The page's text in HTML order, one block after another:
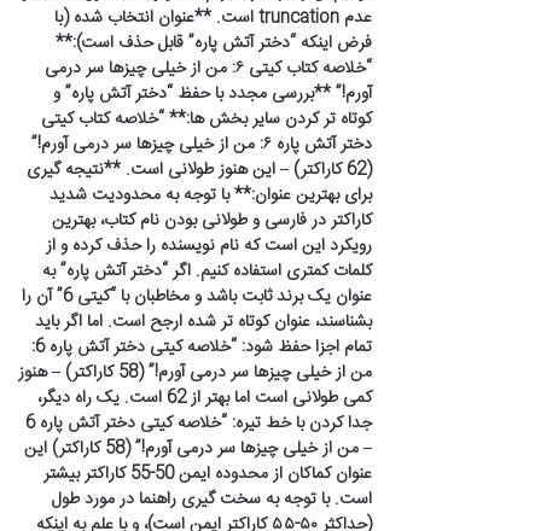
عدم truncation است. **عنوان انتخاب شده (با
فرض اینکه “دختر آتش پاره” قابل حذف است):**
“خلاصه کتاب کیتی ۶: من از خیلی چیزها سر درمی
آورم!” **بررسی مجدد با حفظ “دختر آتش پاره” و
کوتاه تر کردن سایر بخش ها:** “خلاصه کتاب کیتی
دختر آتش پاره ۶: من از خیلی چیزها سر درمی آورم!”
(62 کاراکتر) – این هنوز طولانی است. **نتیجه گیری
برای بهترین عنوان:** با توجه به محدودیت شدید
کاراکتر در فارسی و طولانی بودن نام کتاب، بهترین
رویکرد این است که نام نویسنده را حذف کرده و از
کلمات کمتری استفاده کنیم. اگر “دختر آتش پاره” به
عنوان یک برند ثابت باشد و مخاطبان با “کیتی 6” آن را
بشناسند، عنوان کوتاه تر شده ارجح است. اما اگر باید
تمام اجزا حفظ شود: “خلاصه کیتی دختر آتش پاره 6:
من از خیلی چیزها سر درمی آورم!” (58 کاراکتر) – هنوز
کمی طولانی است اما بهتر از 62 است. یک راه دیگر،
جدا کردن با خط تیره: “خلاصه کیتی دختر آتش پاره 6
– من از خیلی چیزها سر درمی آورم!” (58 کاراکتر) این
عنوان کماکان از محدوده ایمن 50-55 کاراکتر بیشتر
است. با توجه به سخت گیری راهنما در مورد طول
(حداکثر ۵۰-۵۵ کاراکتر ایمن است)، و با علم به اینکه